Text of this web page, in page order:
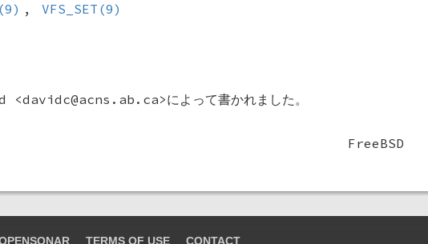
, VFS_SET(9)
<davidc@acns.ab.ca>によって書かれました。
FreeBSD
TERMS OF USE CONTACT